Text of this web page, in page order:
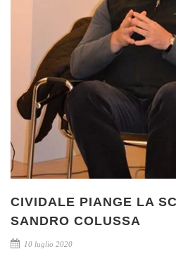
CIVIDALE PIANGE LA
SANDRO COLUSSA
10 luglio 2020